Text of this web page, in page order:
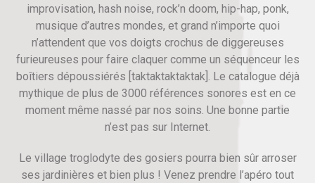
improvisation, hash noise, rock’n doom, hip-hap, ponk,
musique d’autres mondes, et grand n’importe quoi
n’attendent que vos doigts crochus de diggereuses
furieureuses pour faire claquer comme un séquenceur les
boîtiers dépoussiérés [taktaktaktaktak]. Le catalogue déjà
mythique de plus de 3000 références sonores est en ce
moment même nassé par nos soins. Une bonne partie
n’est pas sur Internet.
Le village troglodyte des gosiers pourra bien sûr arroser
ses jardinières et bien plus ! Venez prendre l’apéro tout